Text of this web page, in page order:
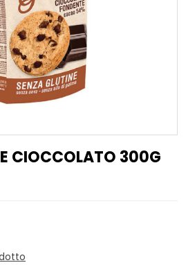
CIOCCOLATO 300G